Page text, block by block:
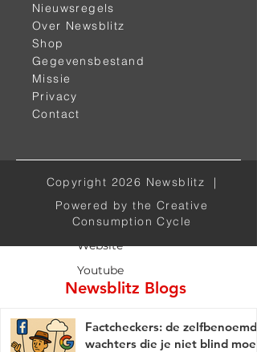
Alle kanalen
Twitter
Website
Youtube
Newsblitz Blogs
Factcheckers: de zelfbenoemde
wachters die je niet blind moet
Nieuwsregels
Over Newsblitz
Shop
Gegevensbestand
Missie
Privacy
Contact
Copyright 2026 Newsblitz |
Powered by the Creative
Consumption Cycle